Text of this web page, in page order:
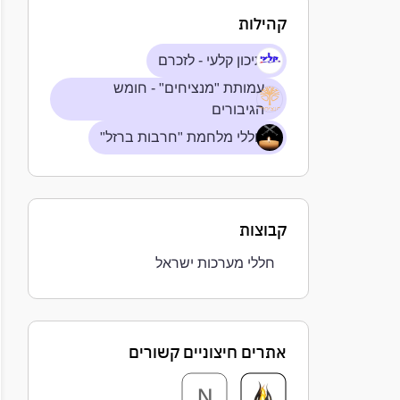
קהילות
תיכון קלעי - לזכרם
עמותת "מנציחים" - חומש
הגיבורים
חללי מלחמת "חרבות ברזל"
קבוצות
חללי מערכות ישראל
אתרים חיצוניים קשורים